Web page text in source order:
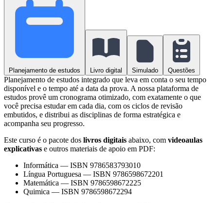
Planejamento de estudos Livro digital Simulado Questões
Planejamento de estudos integrado que leva em conta o seu tempo
disponível e o tempo até a data da prova. A nossa plataforma de
estudos provê um cronograma otimizado, com exatamente o que
você precisa estudar em cada dia, com os ciclos de revisão
embutidos, e distribui as disciplinas de forma estratégica e
acompanha seu progresso.
Este curso é o pacote dos livros digitais abaixo, com videoaulas
explicativas e outros materiais de apoio em PDF:
Informática — ISBN 9786583793010
Língua Portuguesa — ISBN 9786598672201
Matemática — ISBN 9786598672225
Quimica — ISBN 9786598672294